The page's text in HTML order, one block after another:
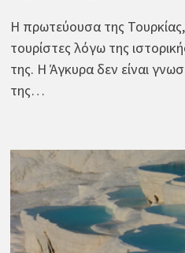
Η πρωτεύουσα της
τουρίστες λόγω της
της. Η Άγκυρα δεν είναι
της…